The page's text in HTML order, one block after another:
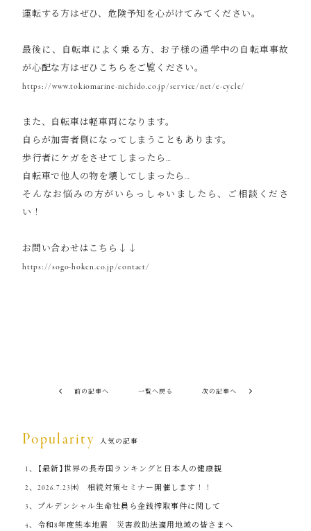
運転する方はぜひ、危険予知を心がけてみてください。
最後に、自転車によく乗る方、お子様の通学中の自転車事故
が心配な方はぜひこちらをご覧ください。
https://www.tokiomarine-nichido.co.jp/service/net/e-cycle/
また、自転車は軽車両になります。
自らが加害者側になってしまうこともあります。
歩行者にケガをさせてしまったら…
自転車で他人の物を壊してしまったら…
そんなお悩みの方がいらっしゃいましたら、ご相談くださ
い！
お問い合わせはこちら↓↓
https://sogo-hoken.co.jp/contact/
前の記事へ 一覧へ戻る 次の記事へ
Popularity 人気の記事
【最新】世界の長寿国ランキングと日本人の健康観
2026.7.23㈭ 相続対策セミナー開催します！！
プルデンシャル生命社員ら金銭搾取事件に関して
令和8年度熊本地震 災害救助法適用地域の皆さまへ